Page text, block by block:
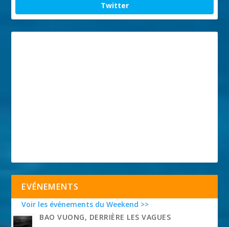
Twitter
EVÉNEMENTS
Voir les événements du Weekend >>
BAO VUONG, DERRIÈRE LES VAGUES